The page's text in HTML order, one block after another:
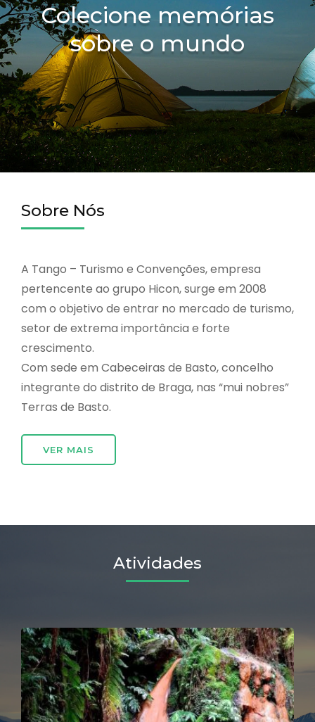
Colecione memórias
sobre o mundo
Sobre Nós
A Tango – Turismo e Convenções, empresa
pertencente ao grupo Hicon, surge em 2008
com o objetivo de entrar no mercado de turismo,
setor de extrema importância e forte
crescimento.
Com sede em Cabeceiras de Basto, concelho
integrante do distrito de Braga, nas “mui nobres”
Terras de Basto.
VER MAIS
Atividades